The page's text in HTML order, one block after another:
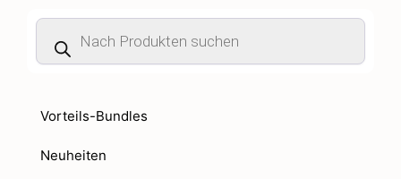
Products
search
Vorteils-Bundles
Neuheiten